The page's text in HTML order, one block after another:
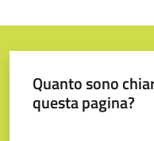
Quanto sono
questa pagina?